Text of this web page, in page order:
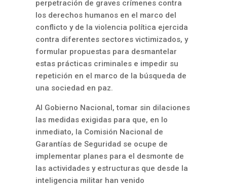
perpetración de graves crímenes contra
los derechos humanos en el marco del
conflicto y de la violencia política ejercida
contra diferentes sectores victimizados, y
formular propuestas para desmantelar
estas prácticas criminales e impedir su
repetición en el marco de la búsqueda de
una sociedad en paz.
Al Gobierno Nacional, tomar sin dilaciones
las medidas exigidas para que, en lo
inmediato, la Comisión Nacional de
Garantías de Seguridad se ocupe de
implementar planes para el desmonte de
las actividades y estructuras que desde la
inteligencia militar han venido